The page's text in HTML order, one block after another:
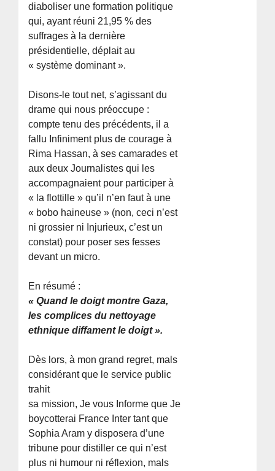
diaboliser une formation politique
qui, ayant réuni 21,95 % des
suffrages à la dernière
présidentielle, déplait au
« système dominant ».
Disons-le tout net, s’agissant du
drame qui nous préoccupe :
compte tenu des précédents, il a
fallu Infiniment plus de courage à
Rima Hassan, à ses camarades et
aux deux Journalistes qui les
accompagnaient pour participer à
« la flottille » qu’il n’en faut à une
« bobo haineuse » (non, ceci n’est
ni grossier ni Injurieux, c’est un
constat) pour poser ses fesses
devant un micro.
En résumé :
« Quand le doigt montre Gaza,
les complices du nettoyage
ethnique diffament le doigt ».
Dès lors, à mon grand regret, mals
considérant que le service public
trahit
sa mission, Je vous Informe que Je
boycotterai France Inter tant que
Sophia Aram y disposera d’une
tribune pour distiller ce qui n’est
plus ni humour ni réflexion, mals